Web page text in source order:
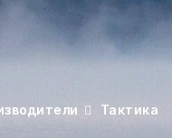
Тактика